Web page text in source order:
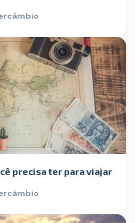
precisa ter para viajar